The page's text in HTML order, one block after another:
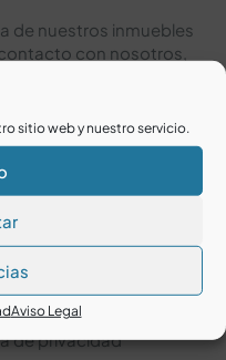
sitio web y nuestro servicio.
Aviso Legal
de nuestros inmuebles
con nosotros,
de privacidad